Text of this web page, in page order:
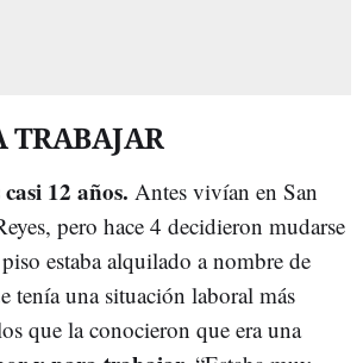
TRABAJAR
12 años. Antes vivían en San
pero hace 4 decidieron mudarse
estaba alquilado a nombre de
tenía una situación laboral más
que la conocieron que era una